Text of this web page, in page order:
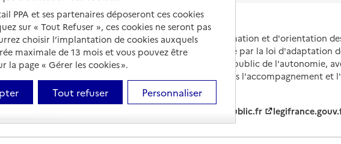
Portail national d'information et d'orientation
et de leurs proches, créé par la loi d'adaptation
et animé par le Service public de l'autonomie,
partenaires engagés dans l'accompagnement
leurs aidants.
service-public.fr
PPA et ses partenaires déposeront ces cookies
sur « Tout Refuser », ces cookies ne seront pas
choisir l’implantation de cookies auxquels
maximale de 13 mois et vous pouvez être
page « Gérer les cookies ».
Tout refuser Personnaliser